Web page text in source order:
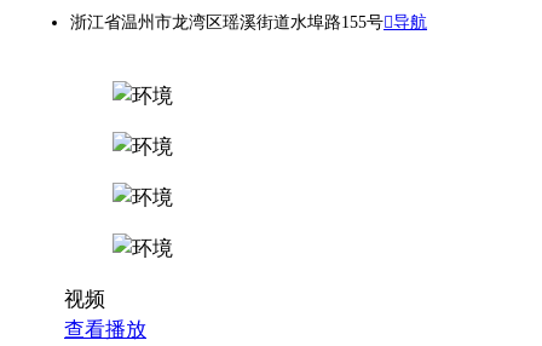
浙江省温州市龙湾区瑶溪街道水埠路155号导航
视频
查看播放